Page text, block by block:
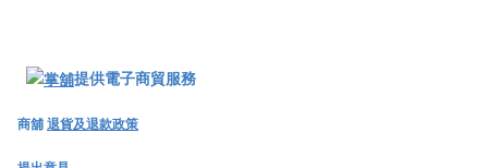
提供電子商貿服務
商舖退貨及退款政策